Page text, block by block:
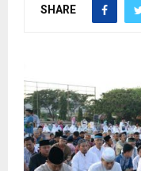
SHARE